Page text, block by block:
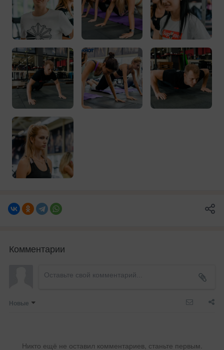
Комментарии
Новые
Никто ещё не оставил комментариев, станьте первым.